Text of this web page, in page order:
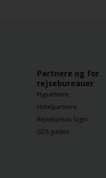
Partnere og for
rejsebureauer
Flypartnere
Hotelpartnere
Rejsebureau login
GDS guides